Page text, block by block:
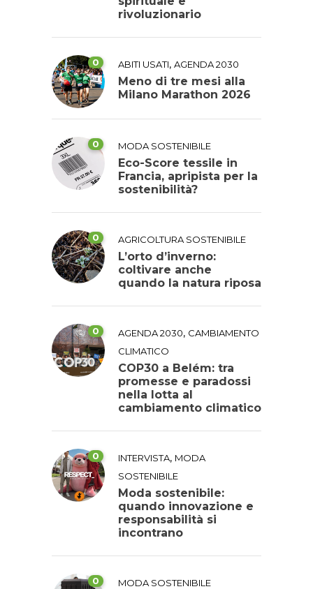
rivoluzionario
0 ABITI USATI, AGENDA 2030
Meno di tre mesi alla
Milano Marathon 2026
0 MODA SOSTENIBILE
Eco-Score tessile in
Francia, apripista per la
sostenibilità?
0 AGRICOLTURA SOSTENIBILE
L’orto d’inverno:
coltivare anche
quando la natura riposa
0 AGENDA 2030, CAMBIAMENTO
CLIMATICO
COP30 a Belém: tra
promesse e paradossi
nella lotta al
cambiamento climatico
0 INTERVISTA, MODA
SOSTENIBILE
Moda sostenibile:
quando innovazione e
responsabilità si
incontrano
0 MODA SOSTENIBILE